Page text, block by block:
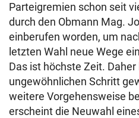
Parteigremien schon seit
durch den Obmann Mag.
einberufen worden, um
letzten Wahl neue Wege
Das ist höchste Zeit.
ungewöhnlichen Schritt
weitere Vorgehensweise
erscheint die Neuwahl